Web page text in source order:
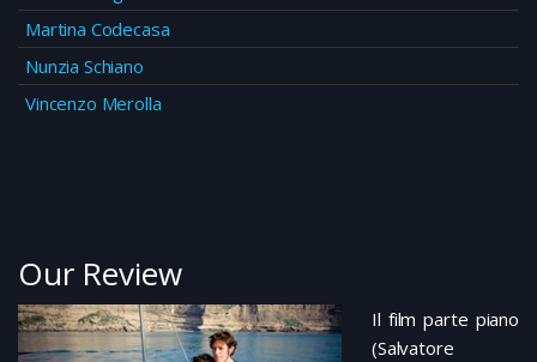
Martina Codecasa
Nunzia Schiano
Vincenzo Merolla
Our Review
Il film parte piano
(Salvatore